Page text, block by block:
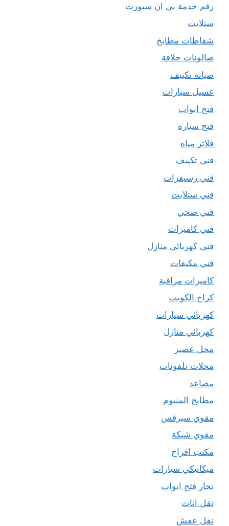
رقم خدمة بي ان سبورت
ستلايت
شفاطات مطابخ
صالونات حلاقة
صيانة تكييف
غسيل سيارات
فتح ابواب
فتح سيارة
فلاتر مياه
فني تكييف
فني رسيفرات
فني ستلايت
فني صحي
فني كاميرات
فني كهربائي منازل
فني مكيفات
كاميرات مراقبة
كراج الكويت
كهربائي سيارات
كهربائي منازل
محل عصير
محلات تلفونات
مصاعد
مطابخ المنيوم
مقوي سيرفس
مقوي شبكة
مكتب افراح
ميكانيكي سيارات
نجار فتح ابواب
نقل اثاث
نقل عفش